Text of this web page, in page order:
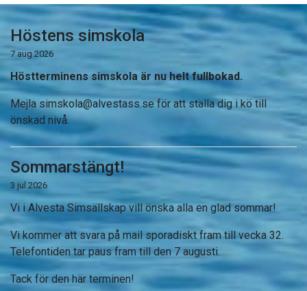
Höstens simskola
7 aug 2026
Höstterminens simskola är nu helt fullbokad.
Mejla simskola@alvestass.se för att ställa dig i kö till
önskad nivå.
Sommarstängt!
3 jul 2026
Vi i Alvesta Simsällskap vill önska alla en glad sommar!
Vi kommer att svara på mail sporadiskt fram till vecka 32.
Telefontiden tar paus fram till den 7 augusti.
Tack för den här terminen!